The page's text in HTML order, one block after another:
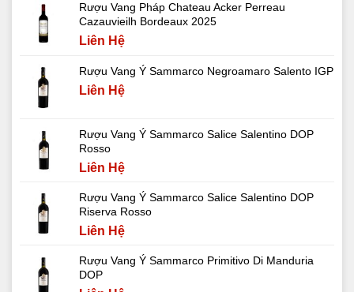
Rượu Vang Pháp Chateau Acker Perreau
Cazauvieilh Bordeaux 2025
Liên Hệ
Rượu Vang Ý Sammarco Negroamaro Salento IGP
Liên Hệ
Rượu Vang Ý Sammarco Salice Salentino DOP
Rosso
Liên Hệ
Rượu Vang Ý Sammarco Salice Salentino DOP
Riserva Rosso
Liên Hệ
Rượu Vang Ý Sammarco Primitivo Di Manduria
DOP